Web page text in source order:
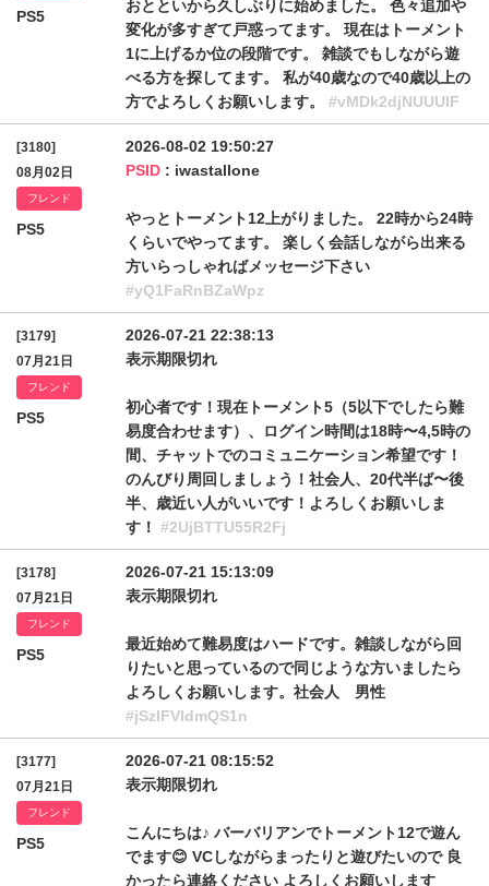
PS5
おとといから久しぶりに始めました。 色々追加や
変化が多すぎて戸惑ってます。 現在はトーメント
1に上げるか位の段階です。 雑談でもしながら遊
べる方を探してます。 私が40歳なので40歳以上の
方でよろしくお願いします。 #vMDk2djNUUUlF
[3180]
08月02日
フレンド
PS5
2026-08-02 19:50:27
PSID : iwastallone
やっとトーメント12上がりました。 22時から24時
くらいでやってます。 楽しく会話しながら出来る
方いらっしゃればメッセージ下さい
#yQ1FaRnBZaWpz
[3179]
07月21日
フレンド
PS5
2026-07-21 22:38:13
表示期限切れ
初心者です！現在トーメント5（5以下でしたら難
易度合わせます）、ログイン時間は18時〜4,5時の
間、チャットでのコミュニケーション希望です！
のんびり周回しましょう！社会人、20代半ば〜後
半、歳近い人がいいです！よろしくお願いしま
す！ #2UjBTTU55R2Fj
[3178]
07月21日
フレンド
PS5
2026-07-21 15:13:09
表示期限切れ
最近始めて難易度はハードです。雑談しながら回
りたいと思っているので同じような方いましたら
よろしくお願いします。社会人 男性
#jSzlFVldmQS1n
[3177]
07月21日
フレンド
PS5
2026-07-21 08:15:52
表示期限切れ
こんにちは♪ バーバリアンでトーメント12で遊ん
でます😊 VCしながらまったりと遊びたいので 良
かったら連絡ください よろしくお願いします